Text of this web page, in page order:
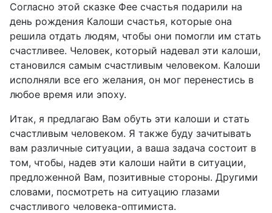
Согласно этой сказке Фее счастья подарили на
день рождения Калоши счастья, которые она
решила отдать людям, чтобы они помогли им стать
счастливее. Человек, который надевал эти калоши,
становился самым счастливым человеком. Калоши
исполняли все его желания, он мог перенестись в
любое время или эпоху.
Итак, я предлагаю Вам обуть эти калоши и стать
счастливым человеком. Я также буду зачитывать
вам различные ситуации, а ваша задача состоит в
том, чтобы, надев эти калоши найти в ситуации,
предложенной Вам, позитивные стороны. Другими
словами, посмотреть на ситуацию глазами
счастливого человека-оптимиста.